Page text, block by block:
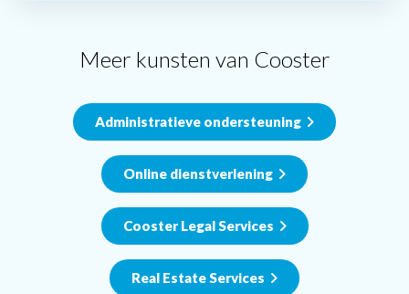
Meer kunsten van Cooster
Administratieve ondersteuning
Online dienstverlening
Cooster Legal Services
Real Estate Services